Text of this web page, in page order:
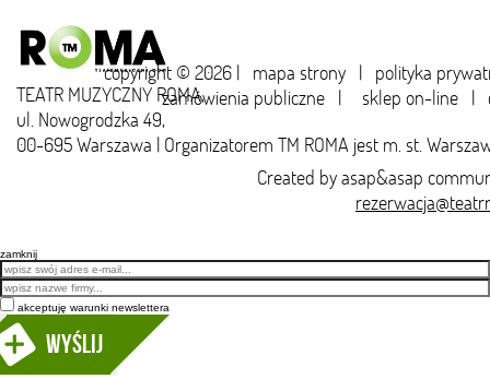
copyright © 2026 | mapa strony | polityka
zamówienia publiczne | sklep on-line |
TEATR MUZYCZNY ROMA,
ul. Nowogrodzka 49,
00-695 Warszawa | Organizatorem TM ROMA jest m. st.
Created byasap&asap
zamknij
Email
akceptuję warunki newslettera
Wyślij